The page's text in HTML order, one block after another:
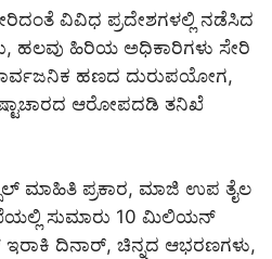
ವಿವಿಧ ಪ್ರದೇಶಗಳಲ್ಲಿ ನಡೆಸಿದ
ಹಲವು ಹಿರಿಯ ಅಧಿಕಾರಿಗಳು ಸೇರಿ
ಹಣದ ದುರುಪಯೋಗ,
ಆರೋಪದಡಿ ತನಿಖೆ
ಮಾಹಿತಿ ಪ್ರಕಾರ, ಮಾಜಿ ಉಪ ತೈಲ
ಸುಮಾರು 10 ಮಿಲಿಯನ್
ದಿನಾರ್, ಚಿನ್ನದ ಆಭರಣಗಳು,